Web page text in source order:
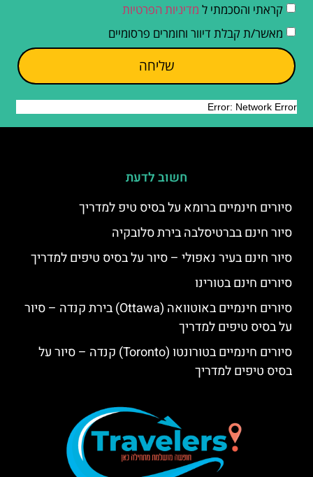
קראתי והסכמתי ל מדיניות הפרטיות
מאשר/ת קבלת דיוור וחומרים פרסומיים
שליחה
חשוב לדעת
סיורים חינמיים ברומא על בסיס טיפ למדריך
סיור חינם בברטיסלבה בירת סלובקיה
סיור חינם בעיר נאפולי – סיור על בסיס טיפים למדריך
סיורים חינם בטורינו
סיורים חינמיים באוטוואה (Ottawa) בירת קנדה – סיור
על בסיס טיפים למדריך
סיורים חינמיים בטורונטו (Toronto) קנדה – סיור על
בסיס טיפים למדריך